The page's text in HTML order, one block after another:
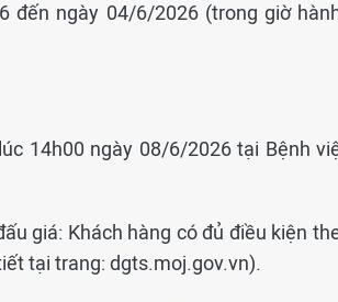
đến ngày 04/6/2026 (trong giờ
14h00 ngày 08/6/2026 tại Bệnh
giá: Khách hàng có đủ điều kiện
tại trang: dgts.moj.gov.vn).